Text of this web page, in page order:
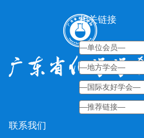
相关链接
联系我们